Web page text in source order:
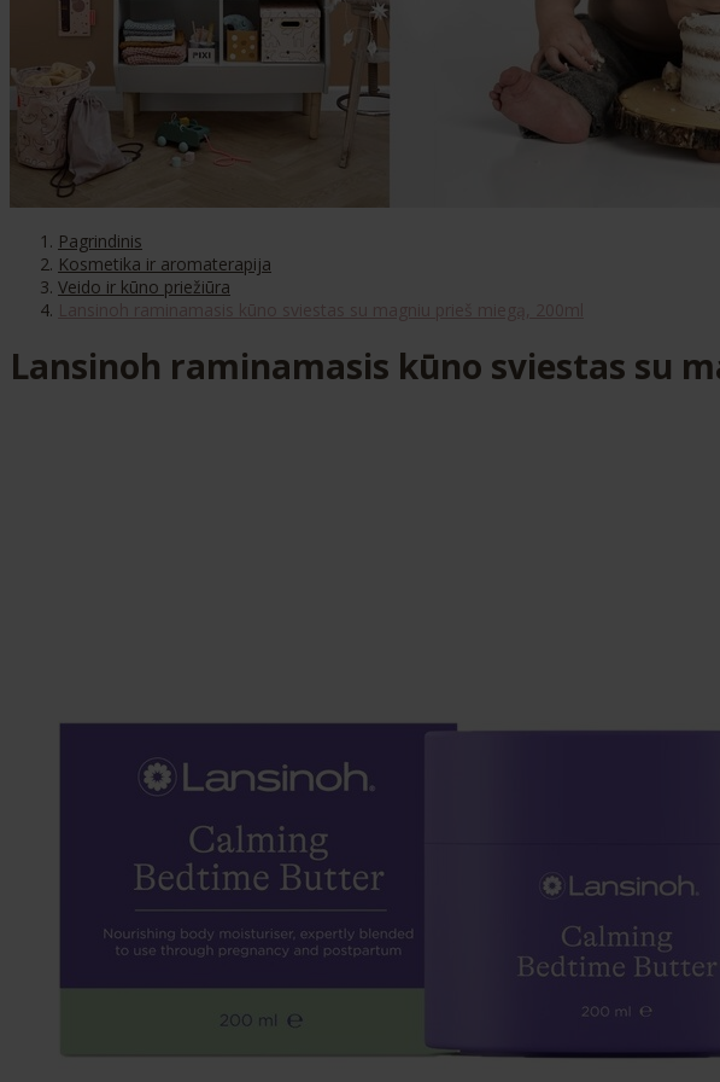
Pagrindinis
Kosmetika ir aromaterapija
Veido ir kūno priežiūra
Lansinoh raminamasis kūno sviestas su